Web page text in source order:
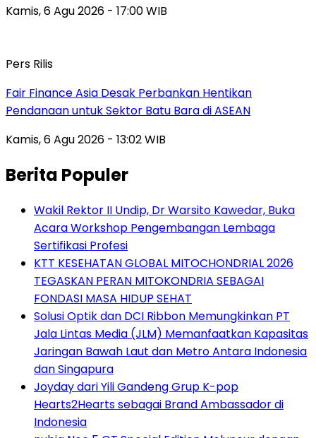
Kamis, 6 Agu 2026 - 17:00 WIB
Pers Rilis
Fair Finance Asia Desak Perbankan Hentikan
Pendanaan untuk Sektor Batu Bara di ASEAN
Kamis, 6 Agu 2026 - 13:02 WIB
Berita Populer
Wakil Rektor II Undip, Dr Warsito Kawedar, Buka
Acara Workshop Pengembangan Lembaga
Sertifikasi Profesi
KTT KESEHATAN GLOBAL MITOCHONDRIAL 2026
TEGASKAN PERAN MITOKONDRIA SEBAGAI
FONDASI MASA HIDUP SEHAT
Solusi Optik dan DCI Ribbon Memungkinkan PT
Jala Lintas Media (JLM) Memanfaatkan Kapasitas
Jaringan Bawah Laut dan Metro Antara Indonesia
dan Singapura
Joyday dari Yili Gandeng Grup K-pop
Hearts2Hearts sebagai Brand Ambassador di
Indonesia